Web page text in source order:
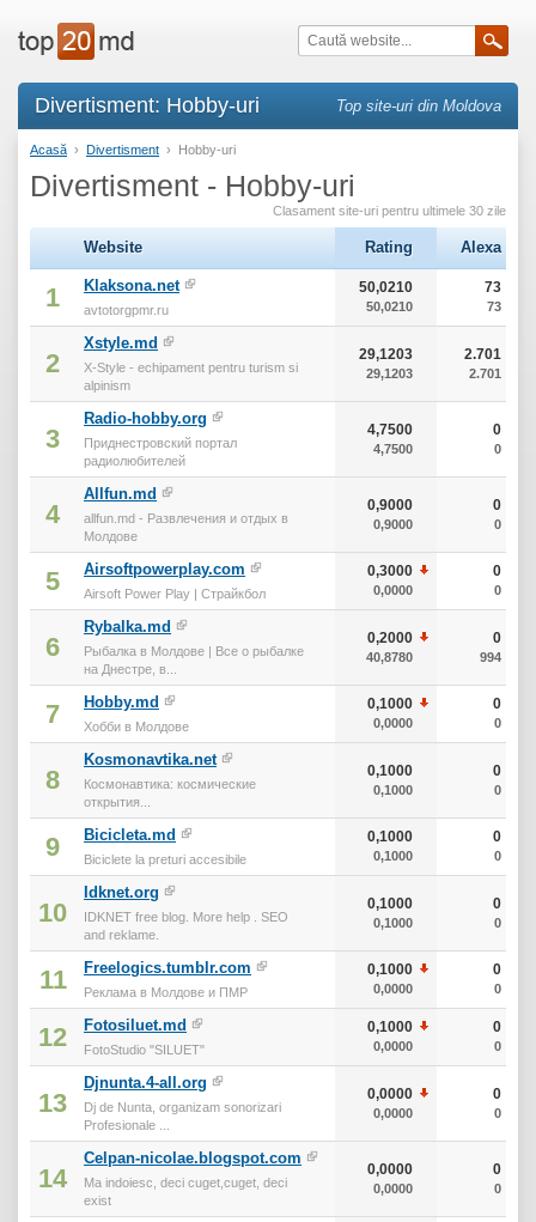
Divertisment: Hobby-uri Top site-uri din Moldova
Acasă › Divertisment › Hobby-uri
Divertisment - Hobby-uri
Clasament site-uri pentru ultimele 30 zile
Website Rating Alexa
1 Klaksona.net
avtotorgpmr.ru
50,0210
50,0210
73
73
2
Xstyle.md
X-Style - echipament pentru turism si
alpinism
29,1203
29,1203
2.701
2.701
3
Radio-hobby.org
Приднестровский портал
радиолюбителей
4,7500
4,7500
0
0
4
Allfun.md
allfun.md - Развлечения и отдых в
Молдове
0,9000
0,9000
0
0
5 Airsoftpowerplay.com
Airsoft Power Play | Страйкбол
0,3000
0,0000
0
0
6
Rybalka.md
Рыбалка в Молдове | Все о рыбалке
на Днестре, в...
0,2000
40,8780
0
994
7 Hobby.md
Хобби в Молдове
0,1000
0,0000
0
0
8
Kosmonavtika.net
Космонавтика: космические
открытия...
0,1000
0,1000
0
0
9 Bicicleta.md
Biciclete la preturi accesibile
0,1000
0,1000
0
0
10
Idknet.org
IDKNET free blog. More help . SEO
and reklame.
0,1000
0,1000
0
0
11 Freelogics.tumblr.com
Реклама в Молдове и ПМР
0,1000
0,0000
0
0
12 Fotosiluet.md
FotoStudio "SILUET"
0,1000
0,0000
0
0
13
Djnunta.4-all.org
Dj de Nunta, organizam sonorizari
Profesionale ...
0,0000
0,0000
0
0
14
Celpan-nicolae.blogspot.com
Ma indoiesc, deci cuget,cuget, deci
exist
0,0000
0,0000
0
0